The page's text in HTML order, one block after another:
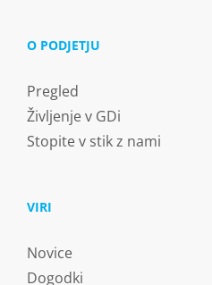
O PODJETJU
Pregled
Življenje v GDi
Stopite v stik z nami
VIRI
Novice
Dogodki